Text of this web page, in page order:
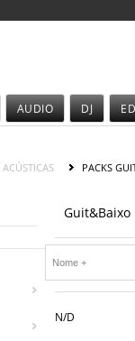
AUDIO DJ
PACKS
Guit&Baixo
N/D